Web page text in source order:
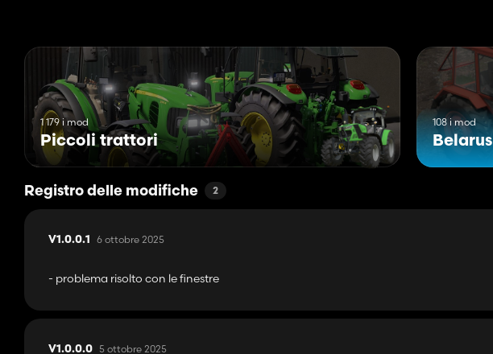
1 179 i mod
Piccoli trattori
108 i mod
Belarus
Registro delle modifiche 2
V1.0.0.1 6 ottobre 2025
- problema risolto con le finestre
V1.0.0.0 5 ottobre 2025